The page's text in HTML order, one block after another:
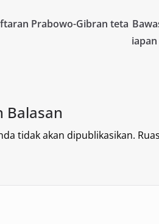
Prabowo-Gibran teta
Balasan
tidak akan dipublikasikan.